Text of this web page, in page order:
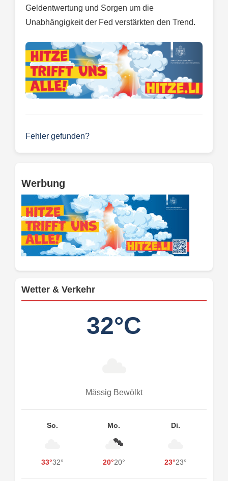
Geldentwertung und Sorgen um die
Unabhängigkeit der Fed verstärkten den Trend.
Fehler gefunden?
Werbung
Wetter & Verkehr
32°C
Mässig Bewölkt
So.
33°32°
Mo.
20°20°
Di.
23°23°